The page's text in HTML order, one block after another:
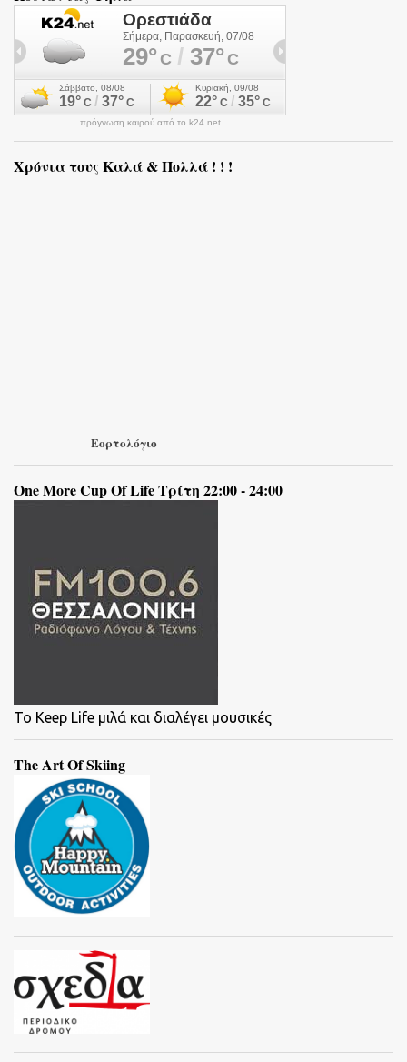
πρόγνωση καιρού από το k24.net
Χρόνια τους Καλά & Πολλά ! ! !
Εορτολόγιο
One More Cup Of Life Τρίτη 22:00 - 24:00
To Keep Life μιλά και διαλέγει μουσικές
The Art Of Skiing